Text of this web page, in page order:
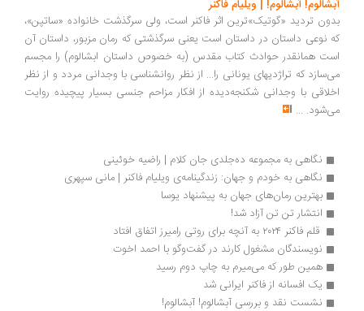
آبشالوم! آبشالوم! | ویلیام فاکنر
بدون تردید «گوتیک»ترین اثر فاکنر است، ولی سرگذشت خانواده «ساتپن»،
که نوعی داستان در داستان است یعنی سرگذشتی که رمان مزبور، داستان آن
است همانقدر حوادث کتاب مقدس (به خصوص داستان ابشالوم) را مجسم
می‌­سازد که تراژدیهای یونانی را... از نظر روانشناسی با وجدانی مردد و از نظر
اخلاقی با وجدانی شکنجه‌دیده از افکار مزاحم جنسی بسیار پیچیده روایت
می‌­شود. ...
نگاهی به مجموعه ده‌جلدی جان کلام | راضیه خوئینی
نگاهی به خودم و جهان: زندگینامه‌ی ویلیام فاکنر | مانی سپهری
بهترین رمان‌های جهان به پیشنهاد یوسا
انتشار تن تن آزاد شد!
قلم فاکنر ۲۰۲۴ به آنچه برای روتی رامیرز اتفاق افتاد
نویسندگان مشغول کارند در گفت‌وگو با احمد اخوت
همین طور که می‌میرم به چاپ دوم رسید
یک افسانه از فاکنر ایرانی شد
نشست نقد و بررسی آبشالوم! آبشالوم!